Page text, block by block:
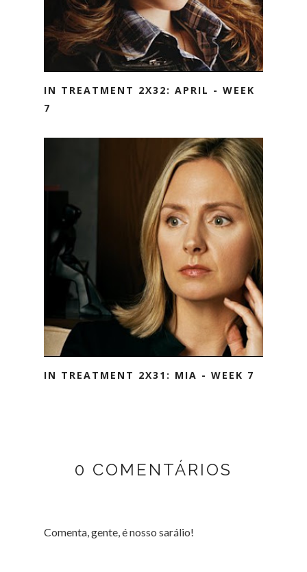
IN TREATMENT 2X32: APRIL - WEEK
7
IN TREATMENT 2X31: MIA - WEEK 7
0 COMENTÁRIOS
Comenta, gente, é nosso sarálio!